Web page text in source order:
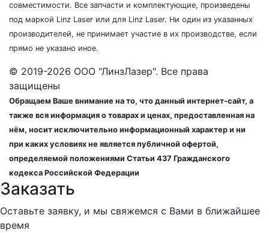
совместимости. Все запчасти и комплектующие, произведены
под маркой Linz Laser или для Linz Laser. Ни один из указанных
производителей, не принимает участие в их производстве, если
прямо не указано иное.
© 2019-2026 ООО "ЛинзЛазер". Все права
защищены
Обращаем Ваше внимание на то, что данный интернет-сайт, а
также вся информация о товарах и ценах, предоставленная на
нём, носит исключительно информационный характер и ни
при каких условиях не является публичной офертой,
определяемой положениями Статьи 437 Гражданского
кодекса Российской Федерации
Заказать
Оставьте заявку, и мы свяжемся с Вами в ближайшее
время